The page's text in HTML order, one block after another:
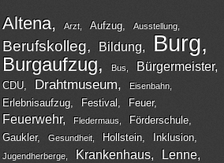
Altena Arzt Aufzug Ausstellung
Berufskolleg Bildung Burg
Burgaufzug Bus Bürgermeister
CDU Drahtmuseum Eisenbahn
Erlebnisaufzug Festival Feuer
Feuerwehr Fledermaus
Förderschule
Gaukler
Gesundheit Hollstein Inklusion
Jugendherberge Krankenhaus Lenne